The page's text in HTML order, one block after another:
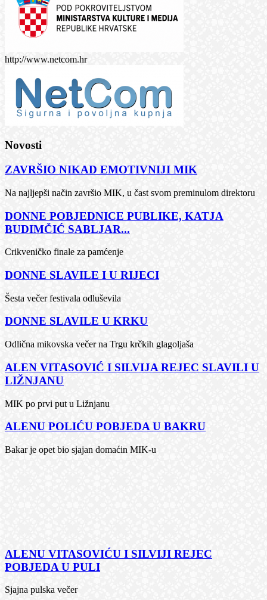
http://www.netcom.hr
Novosti
ZAVRŠIO NIKAD EMOTIVNIJI MIK
Na najljepši način završio MIK, u čast svom preminulom direktoru
DONNE POBJEDNICE PUBLIKE, KATJA
BUDIMČIĆ SABLJAR...
Crikveničko finale za pamćenje
DONNE SLAVILE I U RIJECI
Šesta večer festivala odluševila
DONNE SLAVILE U KRKU
Odlična mikovska večer na Trgu krčkih glagoljaša
ALEN VITASOVIĆ I SILVIJA REJEC SLAVILI U
LIŽNJANU
MIK po prvi put u Ližnjanu
ALENU POLIĆU POBJEDA U BAKRU
Bakar je opet bio sjajan domaćin MIK-u
ALENU VITASOVIĆU I SILVIJI REJEC
POBJEDA U PULI
Sjajna pulska večer